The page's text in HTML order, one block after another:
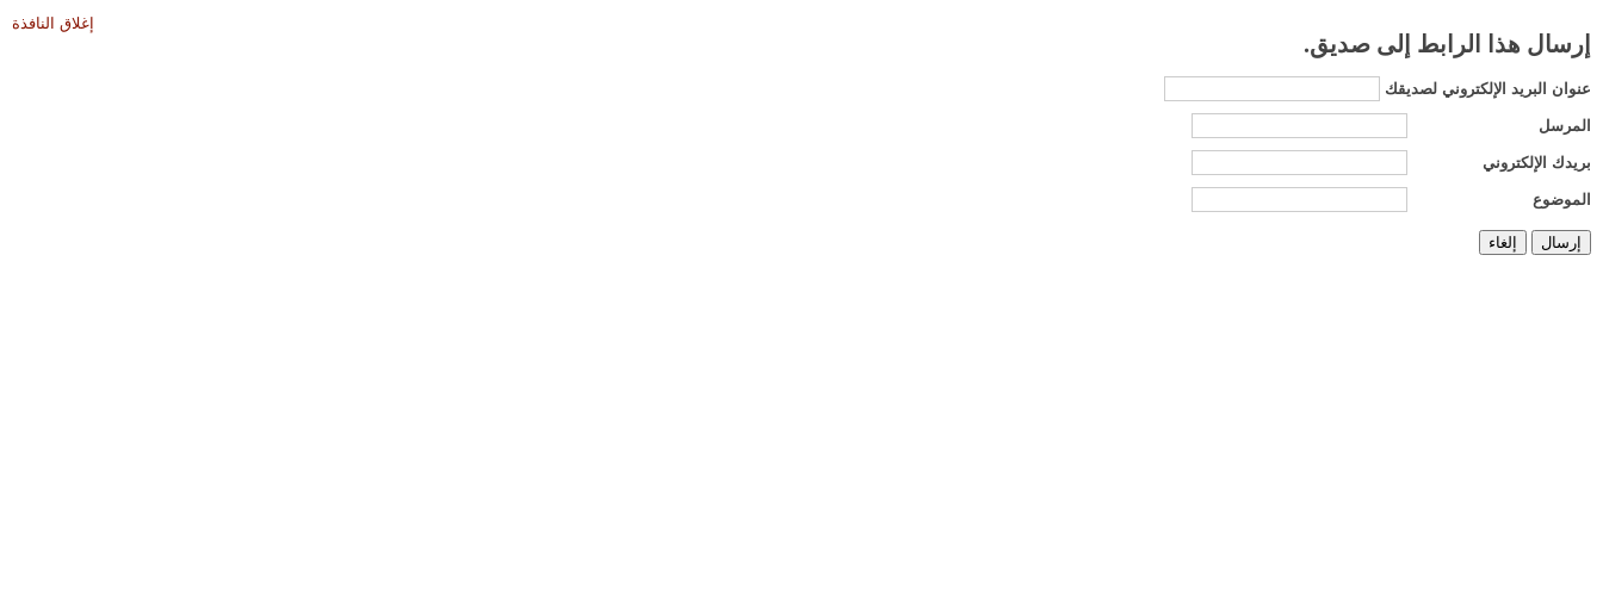
إرسال هذا الرابط إلى صديق.
إغلاق النافذة
عنوان البريد الإلكتروني لصديقك
المرسل
بريدك الإلكتروني
الموضوع
إرسال إلغاء